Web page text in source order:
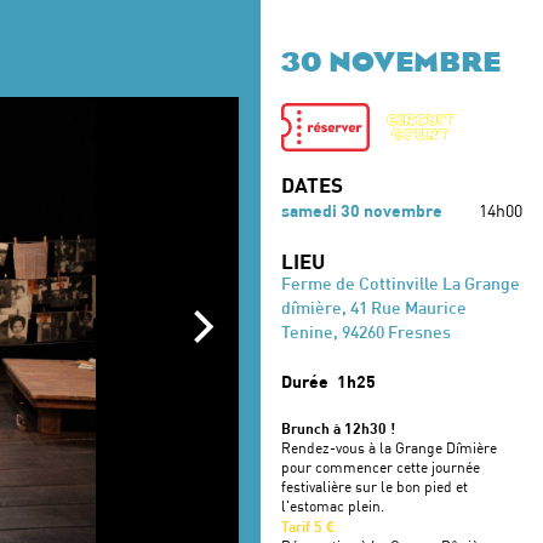
30 NOVEMBRE
DATES
samedi 30 novembre 14h00
LIEU
Ferme de Cottinville La Grange
dîmière, 41 Rue Maurice
Tenine, 94260 Fresnes
Durée 1h25
Brunch à 12h30 !
Rendez-vous à la Grange Dîmière
pour commencer cette journée
festivalière sur le bon pied et
l'estomac plein.
Tarif 5 €